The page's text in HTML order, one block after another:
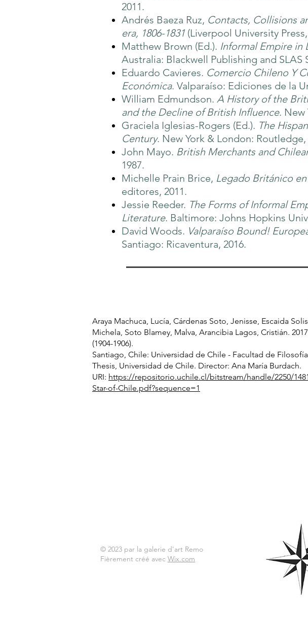
2011.
Andrés Baeza Ruz, Contacts, Collisions
era, 1806-1831 (Liverpool University
Matthew Brown (Ed.). Informal Empire in
Australia: Blackwell Publishing and
Eduardo Cavieres. Comercio Chileno Y
Económica. Valparaíso: Ediciones de la
William Edmundson. A History of the
and the Decline of British Influence. New
Graciela Iglesias-Rogers (Ed.). The
Century. New York & London: Routledge,
John Mayo. British Merchants and
1987.
Michelle Prain Brice, Legado Británico
editores, 2011.
Jessie Reeder. The Forms of Informal
Literature. Baltimore: Johns Hopkins
David Woods. Valparaíso Bound!
Santiago: Ricaventura, 2016.
Araya Machuca, Lucía, Cárdenas Soto, Jenisse, Escaida
Michela, Soto Blamey, Malva, Arancibia Lagos, Cristián.
(1904-1906).
Santiago, Chile: Universidad de Chile - Facultad de
Thesis, Universidad de Chile. Director: Ana María Burdach.
​URI: https://repositorio.uchile.cl/bitstream/handle/2250/
Star-of-Chile.pdf?sequence=1
© 2023 par la galerie d'art Remo
Fièrement créé avec Wix.com